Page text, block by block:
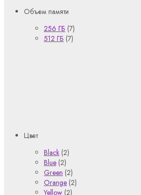
Объем памяти
256 ГБ (7)
512 ГБ (7)
Цвет
Black (2)
Blue (2)
Green (2)
Orange (2)
Yellow (2)